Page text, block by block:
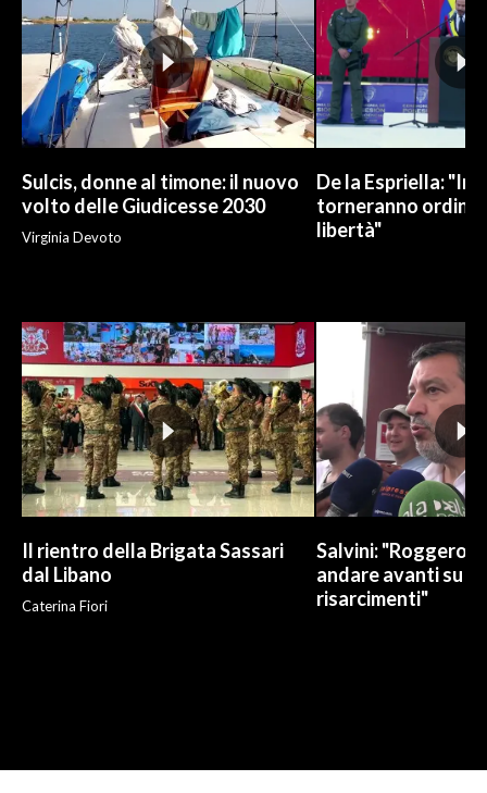
PUBBLICITÀ
SPIAGGE
STORE
Sulcis, donne al timone: il nuovo
volto delle Giudicesse 2030
Virginia Devoto
De la Espriella: "In
torneranno
libertà"
Il rientro della Brigata Sassari
dal Libano
Caterina Fiori
Salvini: "Roggero
andare avanti su
risarcimenti"